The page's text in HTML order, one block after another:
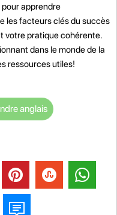
apprendre
les facteurs clés du succès
votre pratique cohérente.
dans le monde de la
ressources utiles!
anglais